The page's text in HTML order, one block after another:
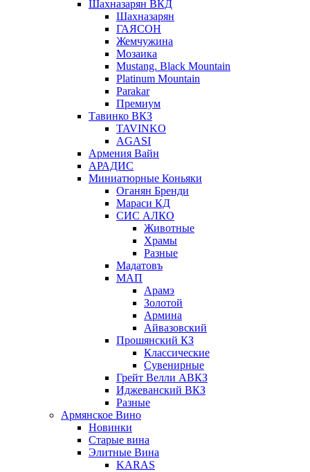
Шахназарян ВКД
Шахназарян
ГАЯСОН
Жемчужина
Мозаика
Mustang. Black Mountain
Platinum Mountain
Parakar
Премиум
Тавинко ВКЗ
TAVINKO
AGASI
Армения Вайн
АРАДИС
Миниатюрные Коньяки
Оганян Бренди
Мараси КД
СИС АЛКО
Животные
Храмы
Разные
Мадатовъ
МАП
Арамэ
Золотой
Армина
Айвазовский
Прошянский КЗ
Классические
Сувенирные
Грейт Велли АВКЗ
Иджеванский ВКЗ
Разные
Армянское Вино
Новинки
Старые вина
Элитные Вина
KARAS